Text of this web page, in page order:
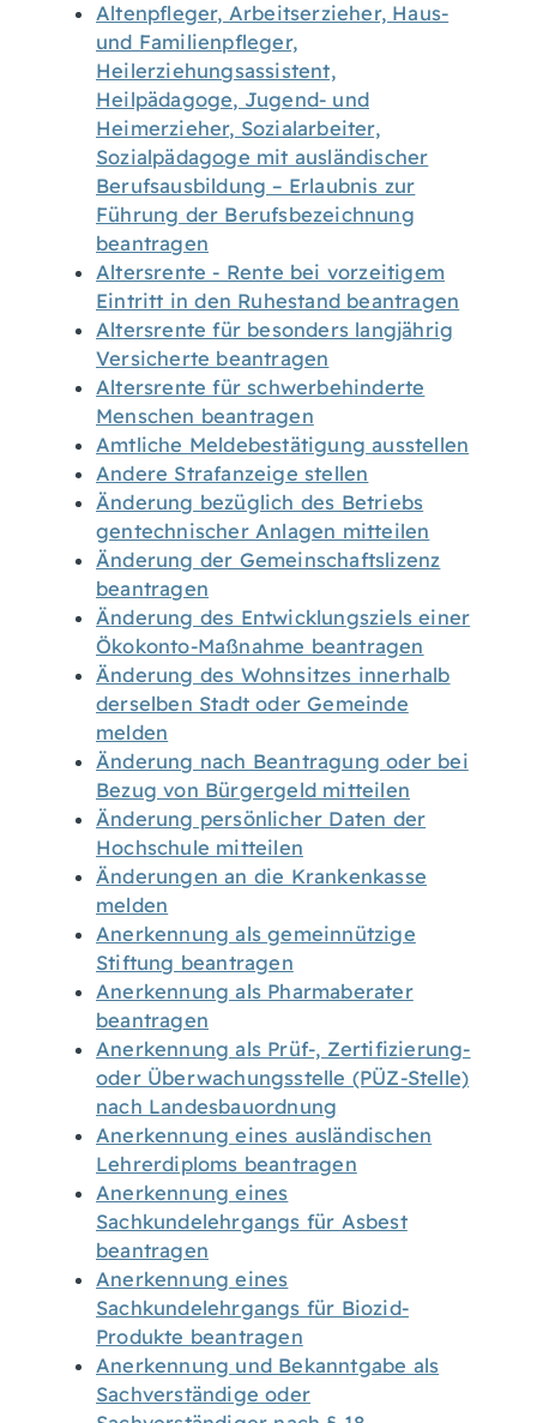
Altenpfleger, Arbeitserzieher, Haus-
und Familienpfleger,
Heilerziehungsassistent,
Heilpädagoge, Jugend- und
Heimerzieher, Sozialarbeiter,
Sozialpädagoge mit ausländischer
Berufsausbildung – Erlaubnis zur
Führung der Berufsbezeichnung
beantragen
Altersrente - Rente bei vorzeitigem
Eintritt in den Ruhestand beantragen
Altersrente für besonders langjährig
Versicherte beantragen
Altersrente für schwerbehinderte
Menschen beantragen
Amtliche Meldebestätigung ausstellen
Andere Strafanzeige stellen
Änderung bezüglich des Betriebs
gentechnischer Anlagen mitteilen
Änderung der Gemeinschaftslizenz
beantragen
Änderung des Entwicklungsziels einer
Ökokonto-Maßnahme beantragen
Änderung des Wohnsitzes innerhalb
derselben Stadt oder Gemeinde
melden
Änderung nach Beantragung oder bei
Bezug von Bürgergeld mitteilen
Änderung persönlicher Daten der
Hochschule mitteilen
Änderungen an die Krankenkasse
melden
Anerkennung als gemeinnützige
Stiftung beantragen
Anerkennung als Pharmaberater
beantragen
Anerkennung als Prüf-, Zertifizierung-
oder Überwachungsstelle (PÜZ-Stelle)
nach Landesbauordnung
Anerkennung eines ausländischen
Lehrerdiploms beantragen
Anerkennung eines
Sachkundelehrgangs für Asbest
beantragen
Anerkennung eines
Sachkundelehrgangs für Biozid-
Produkte beantragen
Anerkennung und Bekanntgabe als
Sachverständige oder